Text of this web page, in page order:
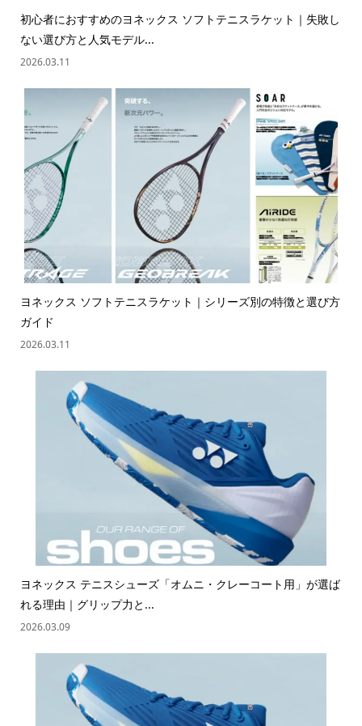
初心者におすすめのヨネックス ソフトテニスラケット｜失敗し
ない選び方と人気モデル...
2026.03.11
ヨネックス ソフトテニスラケット｜シリーズ別の特徴と選び方
ガイド
2026.03.11
ヨネックス テニスシューズ「オムニ・クレーコート用」が選ば
れる理由｜グリップ力と...
2026.03.09